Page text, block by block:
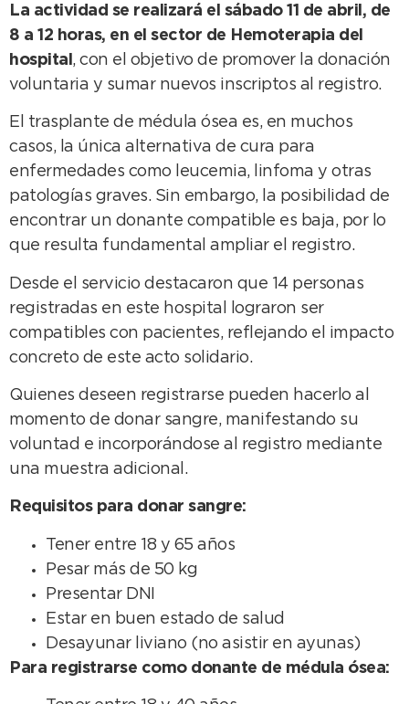
La actividad se realizará el sábado 11 de abril, de
8 a 12 horas, en el sector de Hemoterapia del
hospital , con el objetivo de promover la donación
voluntaria y sumar nuevos inscriptos al registro.
El trasplante de médula ósea es, en muchos
casos, la única alternativa de cura para
enfermedades como leucemia, linfoma y otras
patologías graves. Sin embargo, la posibilidad de
encontrar un donante compatible es baja, por lo
que resulta fundamental ampliar el registro.
Desde el servicio destacaron que 14 personas
registradas en este hospital lograron ser
compatibles con pacientes, reflejando el impacto
concreto de este acto solidario.
Quienes deseen registrarse pueden hacerlo al
momento de donar sangre, manifestando su
voluntad e incorporándose al registro mediante
una muestra adicional.
Requisitos para donar sangre:
Tener entre 18 y 65 años
Pesar más de 50 kg
Presentar DNI
Estar en buen estado de salud
Desayunar liviano (no asistir en ayunas)
Para registrarse como donante de médula ósea: